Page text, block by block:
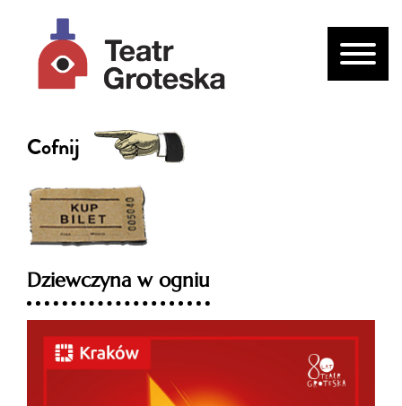
Cofnij
Dziewczyna w ogniu